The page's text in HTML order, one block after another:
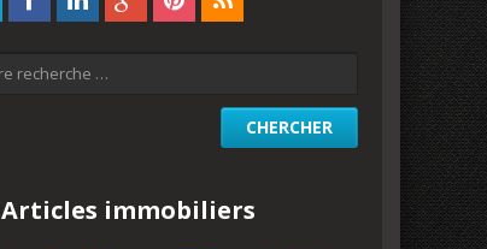
Articles immobiliers